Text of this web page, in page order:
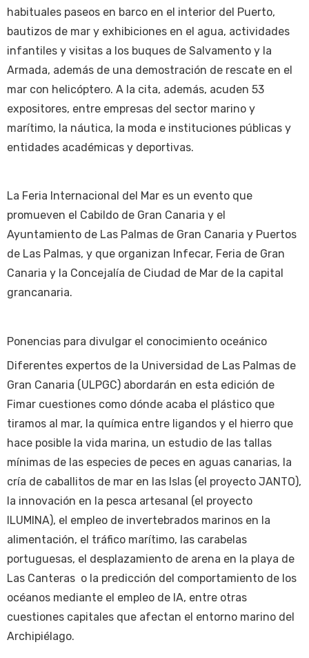
habituales paseos en barco en el interior del Puerto,
bautizos de mar y exhibiciones en el agua, actividades
infantiles y visitas a los buques de Salvamento y la
Armada, además de una demostración de rescate en el
mar con helicóptero. A la cita, además, acuden 53
expositores, entre empresas del sector marino y
marítimo, la náutica, la moda e instituciones públicas y
entidades académicas y deportivas.
La Feria Internacional del Mar es un evento que
promueven el Cabildo de Gran Canaria y el
Ayuntamiento de Las Palmas de Gran Canaria y Puertos
de Las Palmas, y que organizan Infecar, Feria de Gran
Canaria y la Concejalía de Ciudad de Mar de la capital
grancanaria.
Ponencias para divulgar el conocimiento oceánico
Diferentes expertos de la Universidad de Las Palmas de
Gran Canaria (ULPGC) abordarán en esta edición de
Fimar cuestiones como dónde acaba el plástico que
tiramos al mar, la química entre ligandos y el hierro que
hace posible la vida marina, un estudio de las tallas
mínimas de las especies de peces en aguas canarias, la
cría de caballitos de mar en las Islas (el proyecto JANTO),
la innovación en la pesca artesanal (el proyecto
ILUMINA), el empleo de invertebrados marinos en la
alimentación, el tráfico marítimo, las carabelas
portuguesas, el desplazamiento de arena en la playa de
Las Canteras o la predicción del comportamiento de los
océanos mediante el empleo de IA, entre otras
cuestiones capitales que afectan el entorno marino del
Archipiélago.